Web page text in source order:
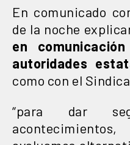
En comunicado
de la noche
en
autoridades
como con el
“para dar